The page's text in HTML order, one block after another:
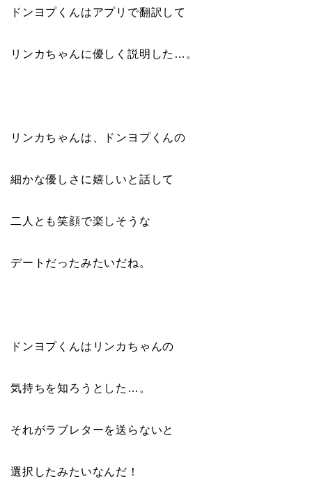
ドンヨプくんはアプリで翻訳して
リンカちゃんに優しく説明した…。
リンカちゃんは、ドンヨプくんの
細かな優しさに嬉しいと話して
二人とも笑顔で楽しそうな
デートだったみたいだね。
ドンヨプくんはリンカちゃんの
気持ちを知ろうとした…。
それがラブレターを送らないと
選択したみたいなんだ！